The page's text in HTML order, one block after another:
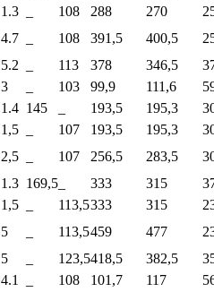
1.3 108 288 270
4.7 108 391,5 400,5
5.2 113 378 346,5
3 103 99,9 111,6
1.4 145 193,5 195,3
1,5 107 193,5 195,3
2,5 107 256,5 283,5
1.3 169,5 333 315
1,5 113,5333 315
5 113,5459 477
5 123,5418,5 382,5
4.1 108 101,7 117